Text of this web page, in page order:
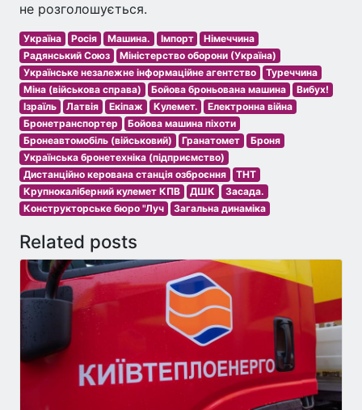
не розголошується.
Україна Росія Машина. Імпорт
Німеччина
Радянський Союз
Міністерство оборони (Україна)
Українське незалежне інформаційне агентство
Туреччина
Міна (військова справа)
Бойова броньована машина
Вибух!
Ізраїль
Латвія Екіпаж Кулемет.
Електронна війна
Бронетранспортер
Бойова машина піхоти
Бронеавтомобіль (військовий)
Гранатомет
Броня
Українська бронетехніка (підприємство)
Дистанційно керована станція озброєння
ТНТ
Крупнокаліберний кулемет КПВ
ДШК
Засада.
Конструкторське бюро "Луч
Загальна динаміка
Related posts